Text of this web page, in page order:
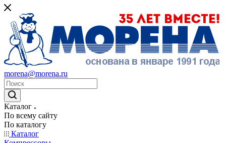
morena@morena.ru
Каталог
По всему сайту
По каталогу
Каталог